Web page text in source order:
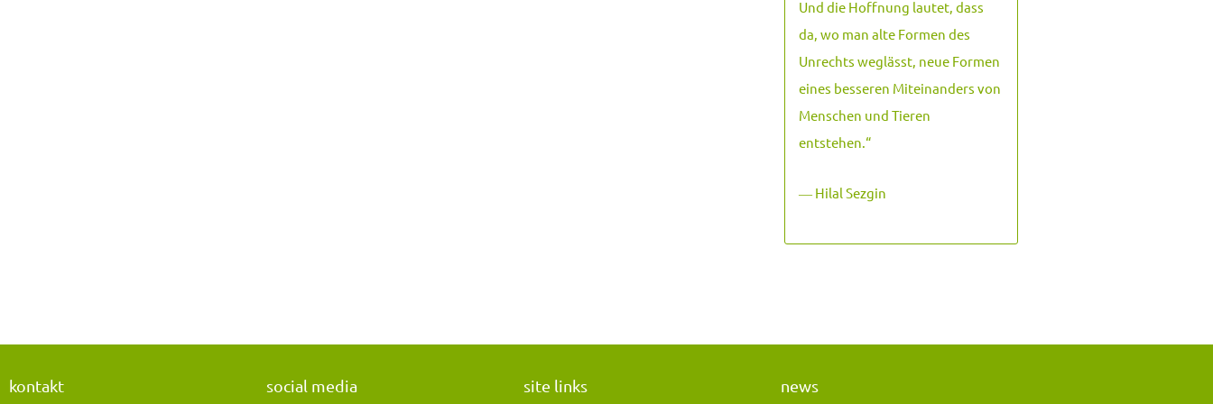
Und die Hoffnung lautet, dass
da, wo man alte Formen des
Unrechts weglässt, neue Formen
eines besseren Miteinanders von
Menschen und Tieren
entstehen. “
― Hilal Sezgin
kontakt social media site links news